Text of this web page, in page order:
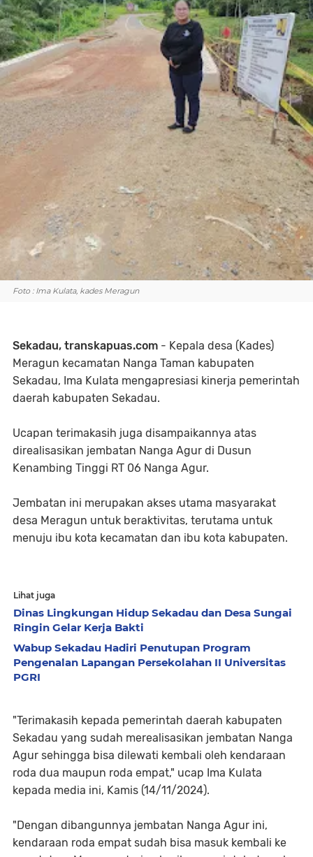
Foto : Ima Kulata, kades Meragun
Sekadau, transkapuas.com - Kepala desa (Kades)
Meragun kecamatan Nanga Taman kabupaten
Sekadau, Ima Kulata mengapresiasi kinerja pemerintah
daerah kabupaten Sekadau.
Ucapan terimakasih juga disampaikannya atas
direalisasikan jembatan Nanga Agur di Dusun
Kenambing Tinggi RT 06 Nanga Agur.
Jembatan ini merupakan akses utama masyarakat
desa Meragun untuk beraktivitas, terutama untuk
menuju ibu kota kecamatan dan ibu kota kabupaten.
Lihat juga
Dinas Lingkungan Hidup Sekadau dan Desa Sungai
Ringin Gelar Kerja Bakti
Wabup Sekadau Hadiri Penutupan Program
Pengenalan Lapangan Persekolahan II Universitas
PGRI
"Terimakasih kepada pemerintah daerah kabupaten
Sekadau yang sudah merealisasikan jembatan Nanga
Agur sehingga bisa dilewati kembali oleh kendaraan
roda dua maupun roda empat," ucap Ima Kulata
kepada media ini, Kamis (14/11/2024).
"Dengan dibangunnya jembatan Nanga Agur ini,
kendaraan roda empat sudah bisa masuk kembali ke